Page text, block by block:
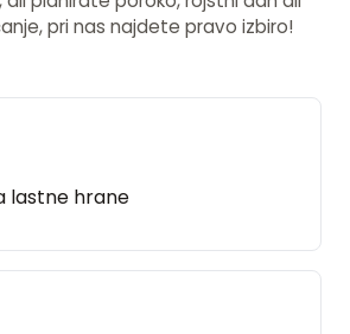
pri nas najdete pravo izbiro!
lastne hrane